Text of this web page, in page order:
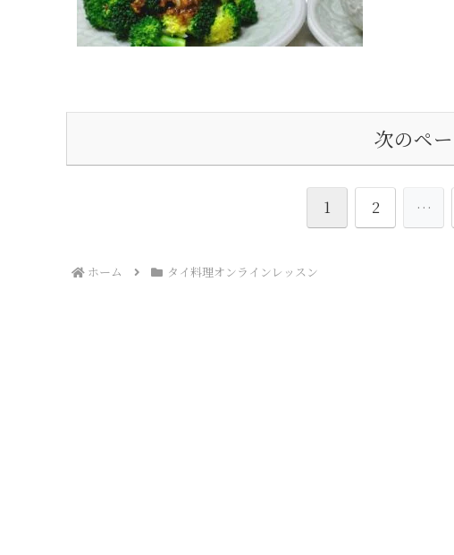
次のペ
1 2 …
ホーム タイ料理オンラインレッスン